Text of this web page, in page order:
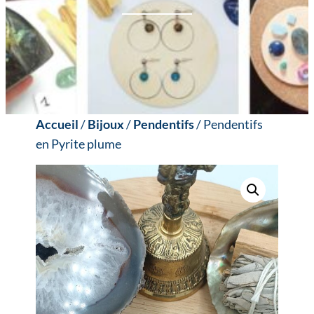
Accueil/Bijoux/Pendentifs/ Pendentifs
en Pyrite plume